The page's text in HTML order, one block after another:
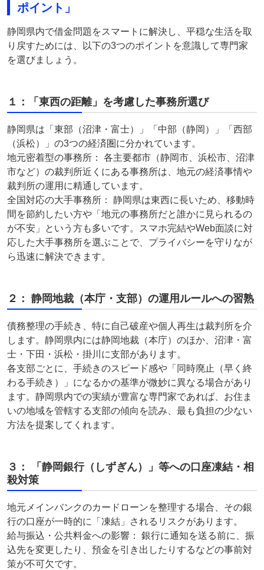
ポイント」
静岡県内で借金問題をスマートに解決し、平穏な生活を取
り戻すためには、以下の3つのポイントを意識して専門家
を選びましょう。
１：「東西の距離」を考慮した事務所選び
静岡県は「東部（沼津・富士）」「中部（静岡）」「西部
（浜松）」の3つの経済圏に分かれています。
地元密着型の事務所： 各主要都市（静岡市、浜松市、沼津
市など）の裁判所近くにある事務所は、地元の経済事情や
裁判所の運用に精通しています。
全国対応の大手事務所： 静岡県は東西に長いため、移動時
間を節約したい方や「地元の事務所だと誰かに見られるの
が不安」という方も多いです。スマホ完結やWeb面談に対
応した大手事務所を選ぶことで、プライバシーを守りなが
ら迅速に解決できます。
２： 静岡地裁（本庁・支部）の運用ルールへの習熟
債務整理の手続き、特に自己破産や個人再生は裁判所を介
します。静岡県内には静岡地裁（本庁）のほか、沼津・富
士・下田・浜松・掛川に支部があります。
各支部ごとに、手続きのスピード感や「同時廃止（早く終
わる手続き）」になるかの基準が微妙に異なる場合があり
ます。静岡県内での実績が豊富な専門家であれば、お住ま
いの地域を管轄する支部の傾向を読み、最も負担の少ない
方法を提案してくれます。
３： 「静岡銀行（しずぎん）」等への口座凍結・相
殺対策
地元メインバンクのカードローンを整理する場合、その銀
行の口座が一時的に「凍結」されるリスクがあります。
給与振込・公共料金への影響： 銀行に通知を送る前に、振
込先を変更したり、預金を引き出したりするなどの事前対
策が不可欠です。